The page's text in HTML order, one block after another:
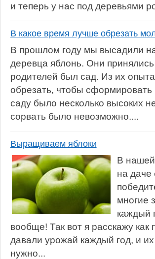
и теперь у нас под деревьями
В какое время лучше обрезать
В прошлом году мы высадили
деревца яблонь. Они
родителей был сад. Из их
обрезать, чтобы
саду было несколько высоких
сорвать было невозможно....
Выращиваем яблоки
В нашей
на даче
многие
каждый
вообще! Так вот я расскажу как
давали урожай каждый год, и
нужно...